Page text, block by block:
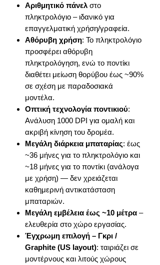
Αριθμητικό πάνελ στο
πληκτρολόγιο – ιδανικό για
επαγγελματική χρήση/γραφεία.
Αθόρυβη χρήση: Το πληκτρολόγιο
προσφέρει αθόρυβη
πληκτρολόγηση, ενώ το ποντίκι
διαθέτει μείωση θορύβου έως ~90%
σε σχέση με παραδοσιακά
μοντέλα.
Οπτική τεχνολογία ποντικιού:
Ανάλυση 1000 DPI για ομαλή και
ακριβή κίνηση του δρομέα.
Μεγάλη διάρκεια μπαταρίας: έως
~36 μήνες για το πληκτρολόγιο και
~18 μήνες για το ποντίκι (ανάλογα
με χρήση) — δεν χρειάζεται
καθημερινή αντικατάσταση
μπαταριών.
Μεγάλη εμβέλεια έως ~10 μέτρα –
ελευθερία στο χώρο εργασίας.
Έγχρωμη επιλογή – Γκρι /
Graphite (US layout): ταιριάζει σε
μοντέρνους και λιτούς χώρους